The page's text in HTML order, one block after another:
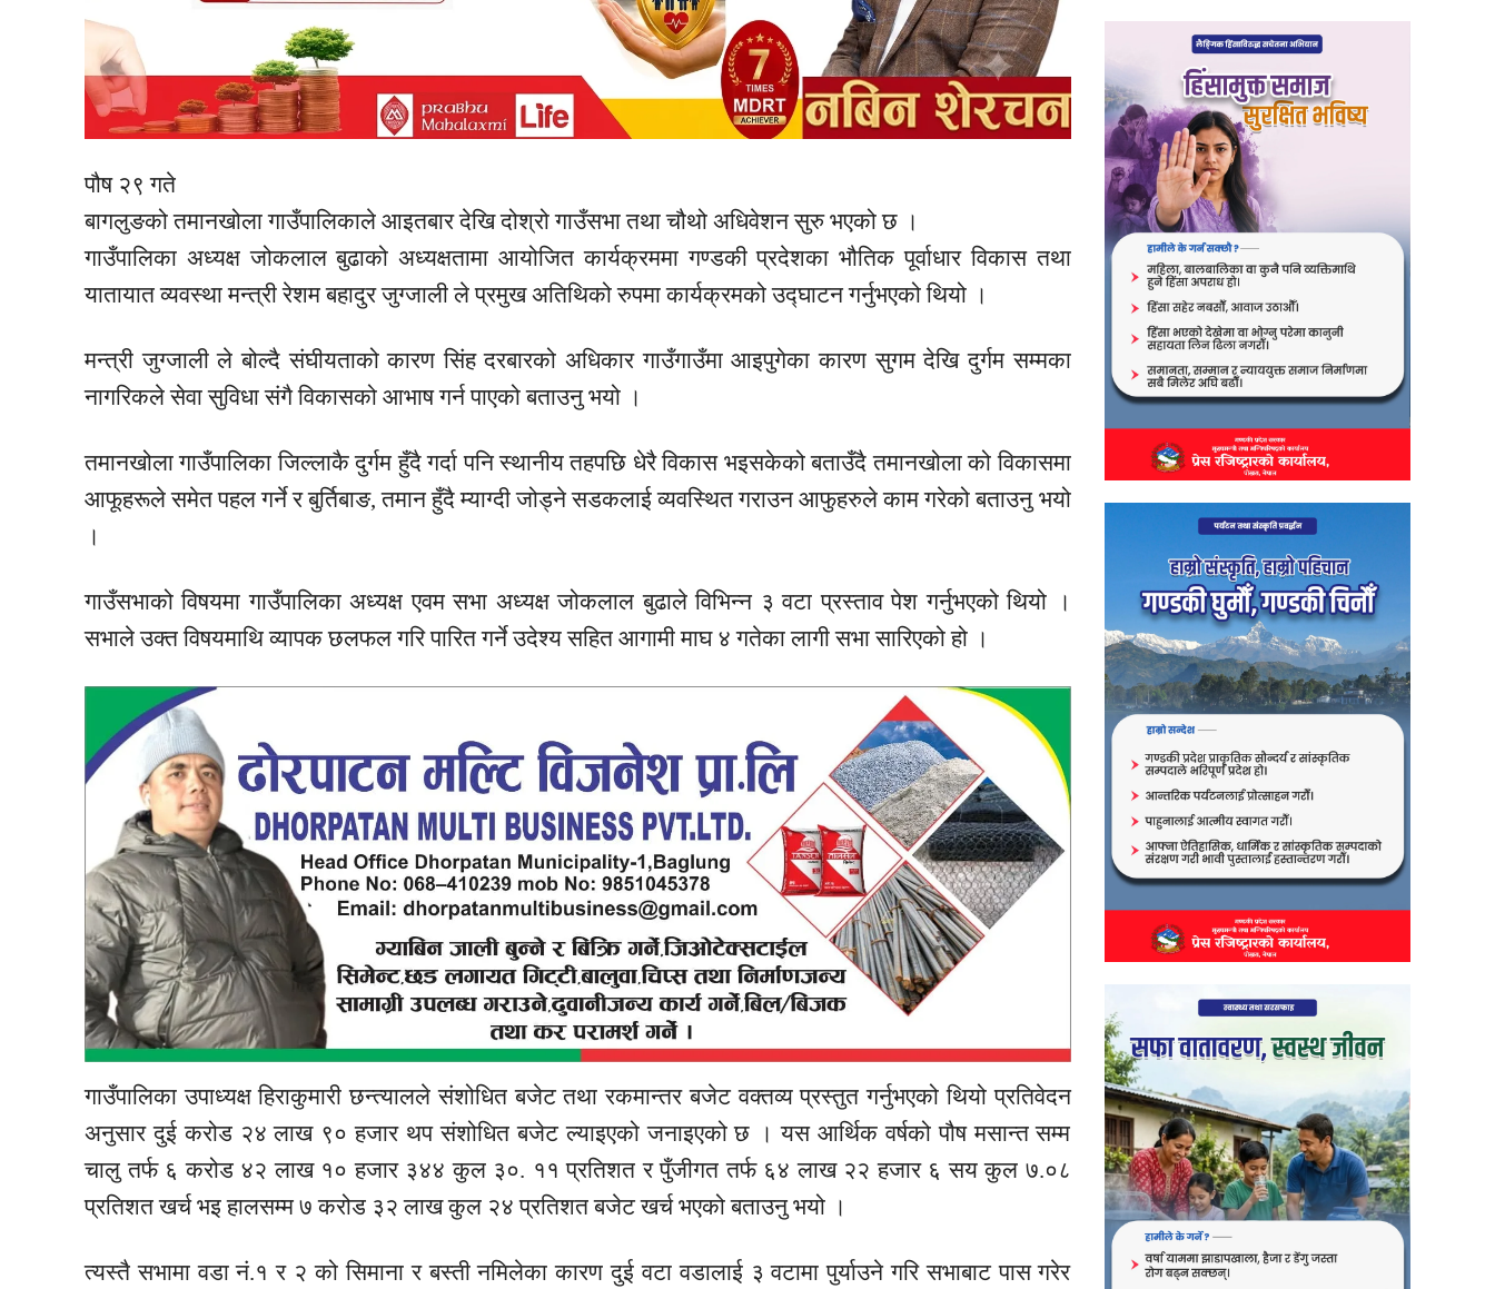
पौष २९ गते
बागलुङको तमानखोला गाउँपालिकाले आइतबार देखि दोश्रो गाउँसभा तथा चौथो अधिवेशन सुरु भएको छ ।
गाउँपालिका अध्यक्ष जोकलाल बुढाको अध्यक्षतामा आयोजित कार्यक्रममा गण्डकी प्रदेशका भौतिक पूर्वाधार विकास तथा
यातायात व्यवस्था मन्त्री रेशम बहादुर जुग्जाली ले प्रमुख अतिथिको रुपमा कार्यक्रमको उद्घाटन गर्नुभएको थियो ।
मन्त्री जुग्जाली ले बोल्दै संघीयताको कारण सिंह दरबारको अधिकार गाउँगाउँमा आइपुगेका कारण सुगम देखि दुर्गम सम्मका
नागरिकले सेवा सुविधा संगै विकासको आभाष गर्न पाएको बताउनु भयो ।
तमानखोला गाउँपालिका जिल्लाकै दुर्गम हुँदै गर्दा पनि स्थानीय तहपछि धेरै विकास भइसकेको बताउँदै तमानखोला को विकासमा
आफूहरूले समेत पहल गर्ने र बुर्तिबाङ, तमान हुँदै म्याग्दी जोड्ने सडकलाई व्यवस्थित गराउन आफुहरुले काम गरेको बताउनु भयो
।
गाउँसभाको विषयमा गाउँपालिका अध्यक्ष एवम सभा अध्यक्ष जोकलाल बुढाले विभिन्न ३ वटा प्रस्ताव पेश गर्नुभएको थियो ।
सभाले उक्त विषयमाथि व्यापक छलफल गरि पारित गर्ने उदेश्य सहित आगामी माघ ४ गतेका लागी सभा सारिएको हो ।
गाउँपालिका उपाध्यक्ष हिराकुमारी छन्त्यालले संशोधित बजेट तथा रकमान्तर बजेट वक्तव्य प्रस्तुत गर्नुभएको थियो प्रतिवेदन
अनुसार दुई करोड २४ लाख ९० हजार थप संशोधित बजेट ल्याइएको जनाइएको छ । यस आर्थिक वर्षको पौष मसान्त सम्म
चालु तर्फ ६ करोड ४२ लाख १० हजार ३४४ कुल ३०. ११ प्रतिशत र पुँजीगत तर्फ ६४ लाख २२ हजार ६ सय कुल ७.०८
प्रतिशत खर्च भइ हालसम्म ७ करोड ३२ लाख कुल २४ प्रतिशत बजेट खर्च भएको बताउनु भयो ।
त्यस्तै सभामा वडा नं.१ र २ को सिमाना र बस्ती नमिलेका कारण दुई वटा वडालाई ३ वटामा पुर्याउने गरि सभाबाट पास गरेर